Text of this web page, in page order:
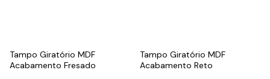
Tampo Giratório MDF
Acabamento Fresado
Tampo Giratório MDF
Acabamento Reto